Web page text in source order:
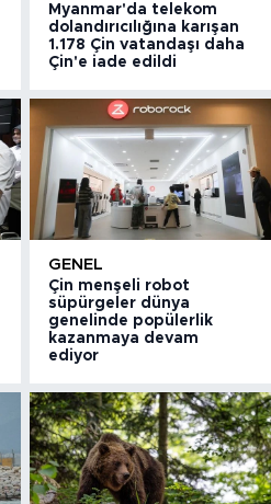
Myanmar'da telekom
dolandırıcılığına karışan
1.178 Çin vatandaşı daha
Çin'e iade edildi
GENEL
Çin menşeli robot
süpürgeler dünya
genelinde popülerlik
kazanmaya devam
ediyor